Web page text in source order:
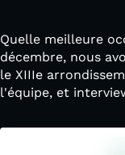
Quelle meilleure
décembre, nous
le XIIIe
l'équipe, et